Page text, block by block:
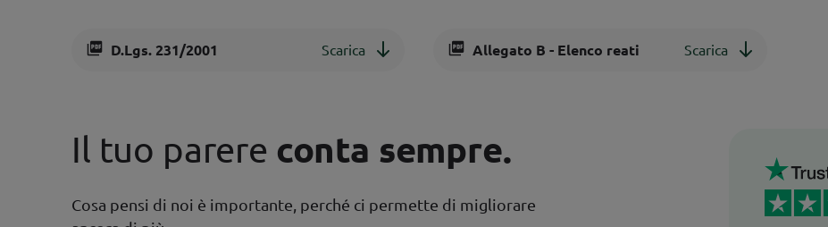
D.Lgs. 231/2001 Scarica Allegato B - Elenco reati Scarica
Il tuo parere conta sempre.
Cosa pensi di noi è importante, perché ci permette di migliorare
Trustpilot